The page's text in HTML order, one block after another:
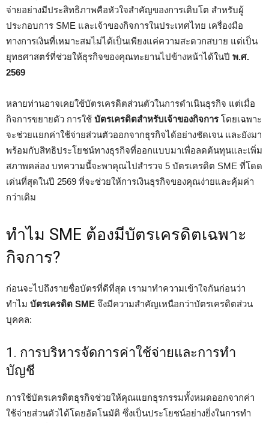
จ่ายอย่างมีประสิทธิภาพคือหัวใจสำคัญของการเติบโต สำหรับผู้
ประกอบการ SME และเจ้าของกิจการในประเทศไทย เครื่องมือ
ทางการเงินที่เหมาะสมไม่ได้เป็นเพียงแค่ความสะดวกสบาย แต่เป็น
ยุทธศาสตร์ที่ช่วยให้ธุรกิจของคุณทะยานไปข้างหน้าได้ในปี พ.ศ.
2569
หลายท่านอาจเคยใช้บัตรเครดิตส่วนตัวในการดำเนินธุรกิจ แต่เมื่อ
กิจการขยายตัว การใช้ บัตรเครดิตสำหรับเจ้าของกิจการโดยเฉพาะ
จะช่วยแยกค่าใช้จ่ายส่วนตัวออกจากธุรกิจได้อย่างชัดเจน และยังมา
พร้อมกับสิทธิประโยชน์ทางธุรกิจที่ออกแบบมาเพื่อลดต้นทุนและเพิ่ม
สภาพคล่อง บทความนี้จะพาคุณไปสำรวจ 5 บัตรเครดิต SME ที่โดด
เด่นที่สุดในปี 2569 ที่จะช่วยให้การเงินธุรกิจของคุณง่ายและคุ้มค่า
กว่าเดิม
ทำไม SME ต้องมีบัตรเครดิตเฉพาะ
กิจการ?
ก่อนจะไปถึงรายชื่อบัตรที่ดีที่สุด เรามาทำความเข้าใจกันก่อนว่า
ทำไม บัตรเครดิต SME จึงมีความสำคัญเหนือกว่าบัตรเครดิตส่วน
บุคคล:
1. การบริหารจัดการค่าใช้จ่ายและการทำ
บัญชี
การใช้บัตรเครดิตธุรกิจช่วยให้คุณแยกธุรกรรมทั้งหมดออกจากค่า
ใช้จ่ายส่วนตัวได้โดยอัตโนมัติ ซึ่งเป็นประโยชน์อย่างยิ่งในการทำ